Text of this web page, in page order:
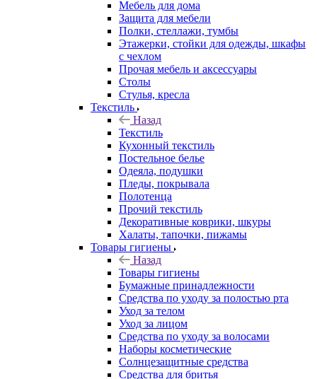
Мебель для дома
Защита для мебели
Полки, стеллажи, тумбы
Этажерки, стойки для одежды, шкафы
с чехлом
Прочая мебель и аксессуары
Столы
Стулья, кресла
Текстиль
Назад
Текстиль
Кухонный текстиль
Постельное белье
Одеяла, подушки
Пледы, покрывала
Полотенца
Прочий текстиль
Декоративные коврики, шкуры
Халаты, тапочки, пижамы
Товары гигиены
Назад
Товары гигиены
Бумажные принадлежности
Средства по уходу за полостью рта
Уход за телом
Уход за лицом
Средства по уходу за волосами
Наборы косметические
Солнцезащитные средства
Средства для бритья